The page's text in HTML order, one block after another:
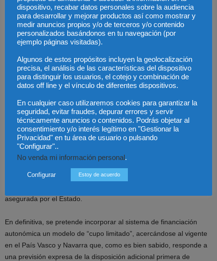
El diseño de la financiación autonómica se ha convertido en
uno de los argumentos centrales de movimientos como el
independentismo catalán. ¿Considera justificados sus
argumentos?
Sin duda la respuesta ha de ser negativa. No existe un concepto
alarde de imaginación cabe entender por el mismo la diferencia
entre lo recaudado por todos los tributos en una Comunidad y el
gasto imputable exclusivamente a la misma.
Tampoco cabe imponer un límite a la solidaridad, pues ello es
incompatible con nuestra Constitución. Incorporar una limitación de
las aportaciones de unas Comunidades a otras más
asegurada por el Estado.
En definitiva, se pretende incorporar al sistema de financiación
autonómica un modelo de “cupo limitado”, acercándose al vigente
en el País Vasco y Navarra que, como es bien sabido, responde a
una previsión expresa de la disposición adicional primera de
dispositivo, recabar datos personales sobre la audiencia
para desarrollar y mejorar productos así como mostrar y
medir anuncios propios y/o de terceros y/o contenido
personalizados basándonos en tu navegación (por
ejemplo páginas visitadas).
Algunos de estos propósitos incluyen la geolocalización
precisa, el análisis de las características del dispositivo
para distinguir los usuarios, el cotejo y combinación de
datos off line y el vínculo de diferentes dispositivos.
En cualquier caso utilizaremos cookies para garantizar la
seguridad, evitar fraudes, depurar errores y servir
técnicamente anuncios o contenidos. Podrás objetar al
consentimiento y/o interés legítimo en "Gestionar la
Privacidad" en tu área de usuario o pulsando
"Configurar"..
No venda mi información personal .
Configurar Estoy de acuerdo